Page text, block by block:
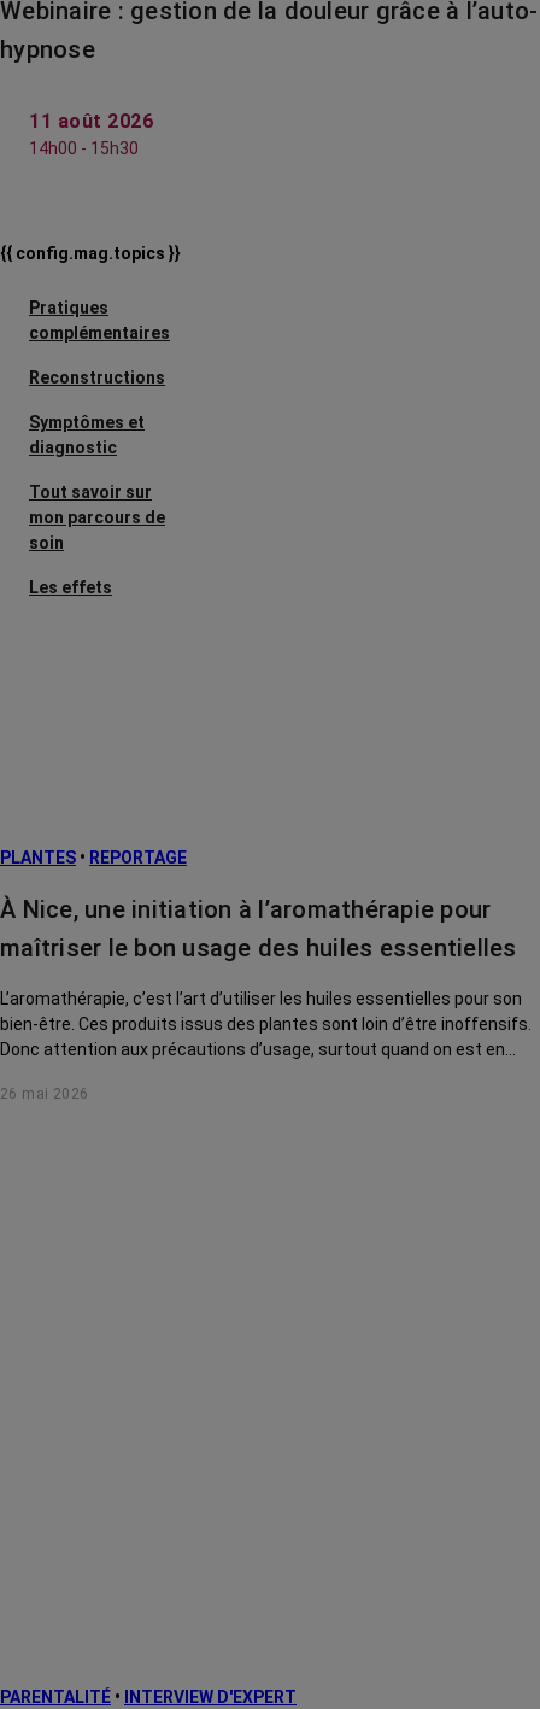
Webinaire : gestion de la douleur grâce à l’auto-
hypnose
11 août 2026
14h00 - 15h30
{{ config.mag.topics }}
Pratiques
complémentaires
Reconstructions
Symptômes et
diagnostic
Tout savoir sur
mon parcours de
soin
Les effets
Traitements
La vie autour
PLANTES • REPORTAGE
À Nice, une initiation à l’aromathérapie pour
maîtriser le bon usage des huiles essentielles
L’aromathérapie, c’est l’art d’utiliser les huiles essentielles pour son
bien-être. Ces produits issus des plantes sont loin d’être inoffensifs.
Donc attention aux précautions d’usage, surtout quand on est en
auprès d’une experte.
26 mai 2026
PARENTALITÉ • INTERVIEW D'EXPERT